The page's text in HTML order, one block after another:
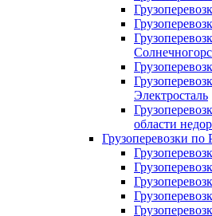
Электросталь
области
Грузоперевозки по